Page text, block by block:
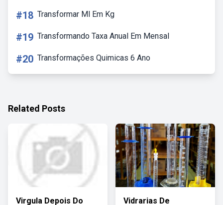
#18 Transformar Ml Em Kg
#19 Transformando Taxa Anual Em Mensal
#20 Transformações Quimicas 6 Ano
Related Posts
Virgula Depois Do Vidrarias De